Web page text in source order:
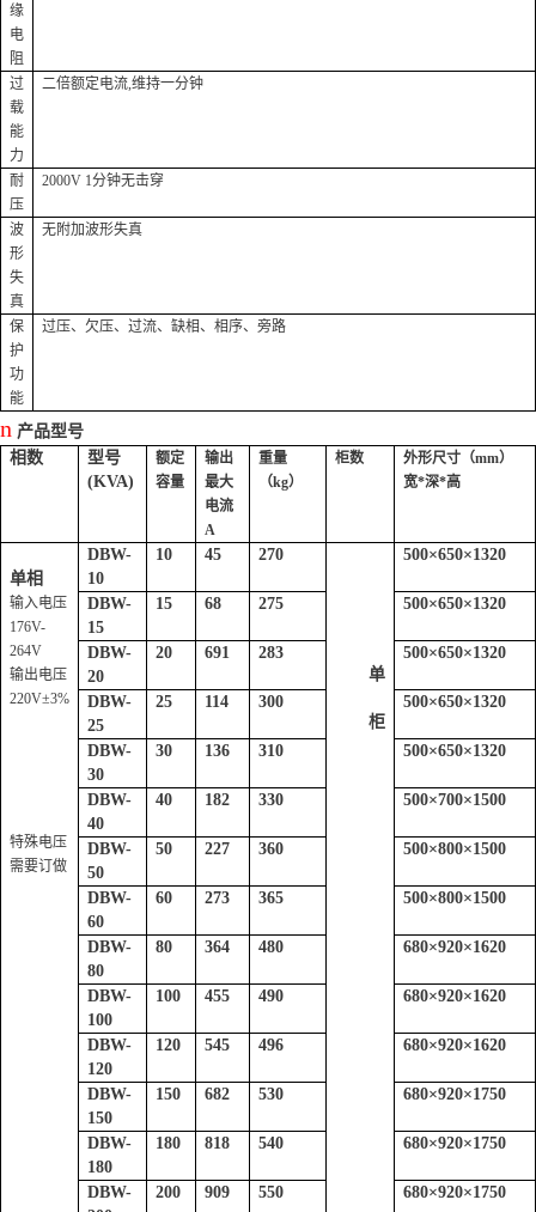
缘
电
阻
过
载
能
力
二倍额定电流,维持一分钟
耐
压
2000V 1分钟无击穿
波
形
失
真
无附加波形失真
保
护
功
能
过压、欠压、过流、缺相、相序、旁路
n 产品型号
相数
型号
(KVA)
额定
容量
输出
最大
电流
A
重量
（kg）
柜数
外形尺寸（mm）
宽*深*高
单相
输入电压
176V-
264V
输出电压
220V±3%
特殊电压
需要订做
DBW-
10
10 45 270
单
柜
500×650×1320
DBW-
15
15 68 275 500×650×1320
DBW-
20
20 691 283 500×650×1320
DBW-
25
25 114 300 500×650×1320
DBW-
30
30 136 310 500×650×1320
DBW-
40
40 182 330 500×700×1500
DBW-
50
50 227 360 500×800×1500
DBW-
60
60 273 365 500×800×1500
DBW-
80
80 364 480 680×920×1620
DBW-
100
100 455 490 680×920×1620
DBW-
120
120 545 496 680×920×1620
DBW-
150
150 682 530 680×920×1750
DBW-
180
180 818 540 680×920×1750
DBW-
200 909 550 680×920×1750